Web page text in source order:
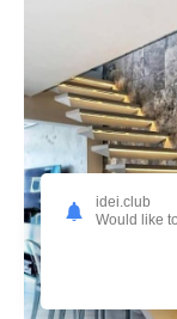
idei.club
Would like